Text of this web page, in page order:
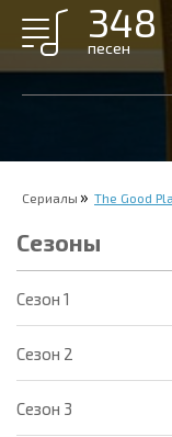
348
песен
Сериалы The Good
Сезоны
Cезон 1
Cезон 2
Cезон 3